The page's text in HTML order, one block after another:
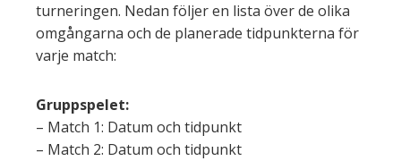
turneringen. Nedan följer en lista över de olika
omgångarna och de planerade tidpunkterna för
varje match:
Gruppspelet:
– Match 1: Datum och tidpunkt
– Match 2: Datum och tidpunkt